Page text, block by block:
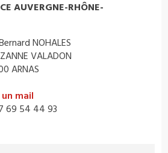
AUVERGNE-RHÔNE-
NOHALES
VALADON
ARNAS
mail
69 54 44 93